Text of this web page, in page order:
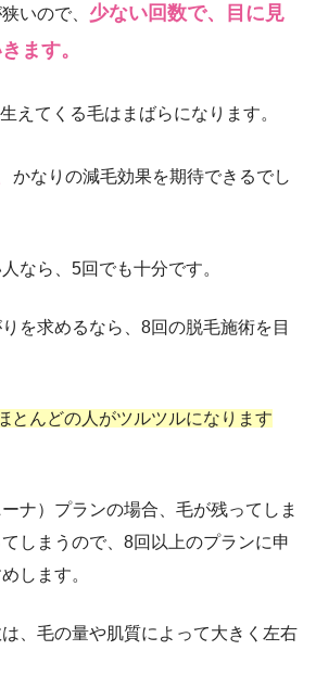
いので、 少ない回数で、目に見
ます。
えてくる毛はまばらになります。
かなりの減毛効果を期待できるでし
なら、5回でも十分です。
を求めるなら、8回の脱毛施術を目
とんどの人がツルツルになります
ナ）プランの場合、毛が残ってしま
しまうので、8回以上のプランに申
します。
、毛の量や肌質によって大きく左右